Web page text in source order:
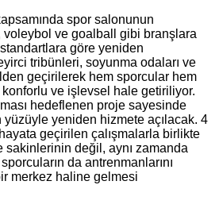
spor salonunun
voleybol ve goalball gibi branşlara
göre yeniden
tribünleri, soyunma odaları ve
geçirilerek hem sporcular hem
ve işlevsel hale getiriliyor.
hedeflenen proje sayesinde
yeniden hizmete açılacak. 4
hayata geçirilen çalışmalarla birlikte
değil, aynı zamanda
da antrenmanlarını
merkez haline gelmesi